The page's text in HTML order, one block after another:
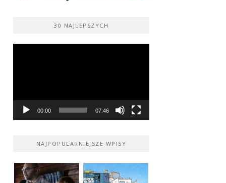
30 NAJLEPSZYCH
00:00 07:46
NAJPOPULARNIEJSZE WPISY